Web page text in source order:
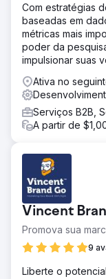
comunicação
mantiveram o
Resultado
A empresa saltou
resultados de
e downloads no
envolvente que
Ir
Com estratégias
baseadas em
métricas mais
poder da
impulsionar suas
Ativa no
Serviços B2B,
A partir de
Vincent
Promova sua
9
Liberte o